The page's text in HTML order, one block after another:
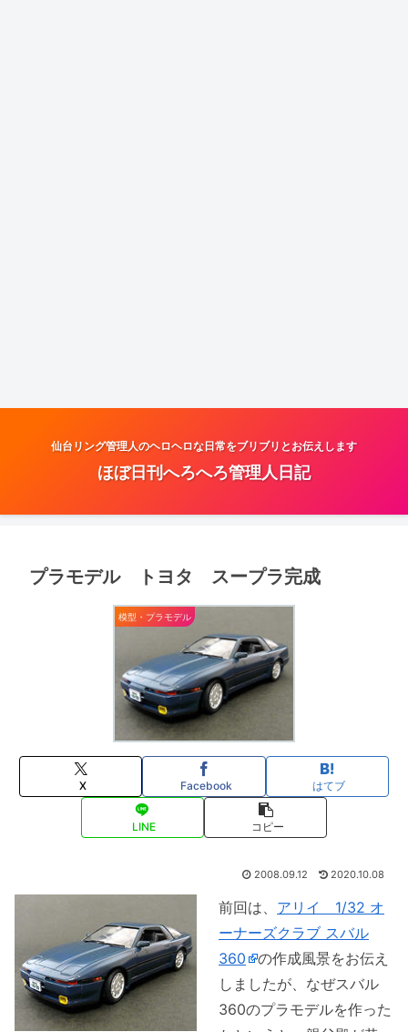
仙台リング管理人のヘロヘロな日常をブリブリとお伝えします
ほぼ日刊へろへろ管理人日記
プラモデル トヨタ スープラ完成
模型・プラモデル
X Facebook はてブ
LINE コピー
2008.09.12 2020.10.08
前回は、 アリイ 1/32 オ
ーナーズクラブ スバル
360
の作成風景をお伝え
しましたが、なぜスバル
360のプラモデルを作った